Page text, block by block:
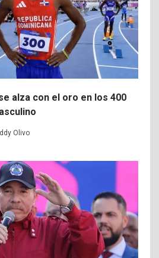
alza con el oro en los 400
Olivo